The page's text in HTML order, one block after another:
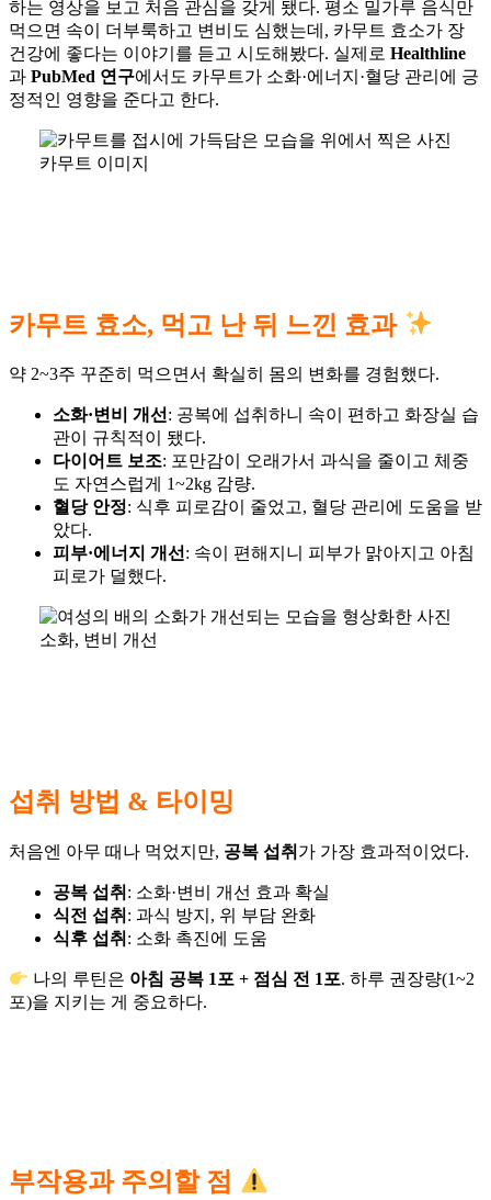
하는 영상을 보고 처음 관심을 갖게 됐다. 평소 밀가루 음식만
먹으면 속이 더부룩하고 변비도 심했는데, 카무트 효소가 장
건강에 좋다는 이야기를 듣고 시도해봤다. 실제로 Healthline
과 PubMed 연구에서도 카무트가 소화·에너지·혈당 관리에 긍
정적인 영향을 준다고 한다.
카무트 이미지
카무트 효소, 먹고 난 뒤 느낀 효과
약 2~3주 꾸준히 먹으면서 확실히 몸의 변화를 경험했다.
소화·변비 개선: 공복에 섭취하니 속이 편하고 화장실 습
관이 규칙적이 됐다.
다이어트 보조: 포만감이 오래가서 과식을 줄이고 체중
도 자연스럽게 1~2kg 감량.
혈당 안정: 식후 피로감이 줄었고, 혈당 관리에 도움을 받
았다.
피부·에너지 개선: 속이 편해지니 피부가 맑아지고 아침
피로가 덜했다.
소화, 변비 개선
섭취 방법 & 타이밍
처음엔 아무 때나 먹었지만, 공복 섭취 가 가장 효과적이었다.
공복 섭취 : 소화·변비 개선 효과 확실
식전 섭취 : 과식 방지, 위 부담 완화
식후 섭취 : 소화 촉진에 도움
나의 루틴은 아침 공복 1포 + 점심 전 1포. 하루 권장량(1~2
포)을 지키는 게 중요하다.
부작용과 주의할 점